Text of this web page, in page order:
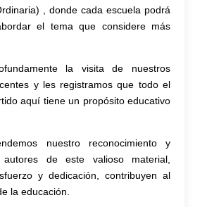
, donde cada escuela podrá
el tema que considere más
la visita de nuestros
y les registramos que todo el
aquí tiene un propósito educativo
nuestro reconocimiento y
de este valioso material,
y dedicación, contribuyen al
la educación.